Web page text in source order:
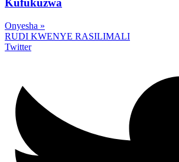
Kufukuzwa
Onyesha »
RUDI KWENYE RASILIMALI
Twitter